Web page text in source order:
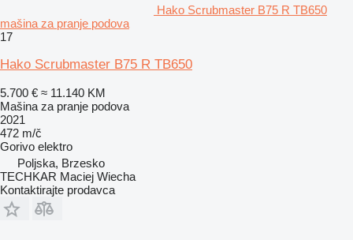
Hako Scrubmaster B75 R TB650
mašina za pranje podova
17
Hako Scrubmaster B75 R TB650
5.700 € ≈ 11.140 KM
Mašina za pranje podova
2021
472 m/č
Gorivo elektro
Poljska, Brzesko
TECHKAR Maciej Wiecha
Kontaktirajte prodavca